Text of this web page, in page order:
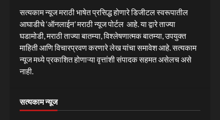
सत्यकाम न्यूज मराठी भाषेत प्रसिद्ध होणारे डिजीटल स्वरूपातील
आघाडीचे ‘ऑनलाईन’ मराठी न्यूज पोर्टल आहे. या द्वारे ताज्या
घडामोडी, मराठी ताज्या बातम्या, विश्लेषणात्मक बातम्या, उपयुक्त
माहिती आणि विचारप्रवण करणारे लेख यांचा समावेश आहे. सत्यकाम
न्यूज मध्ये प्रकाशित होणाऱ्या वृत्तांशी संपादक सहमत असेलच असे
नाही.
सत्यकाम न्यूज